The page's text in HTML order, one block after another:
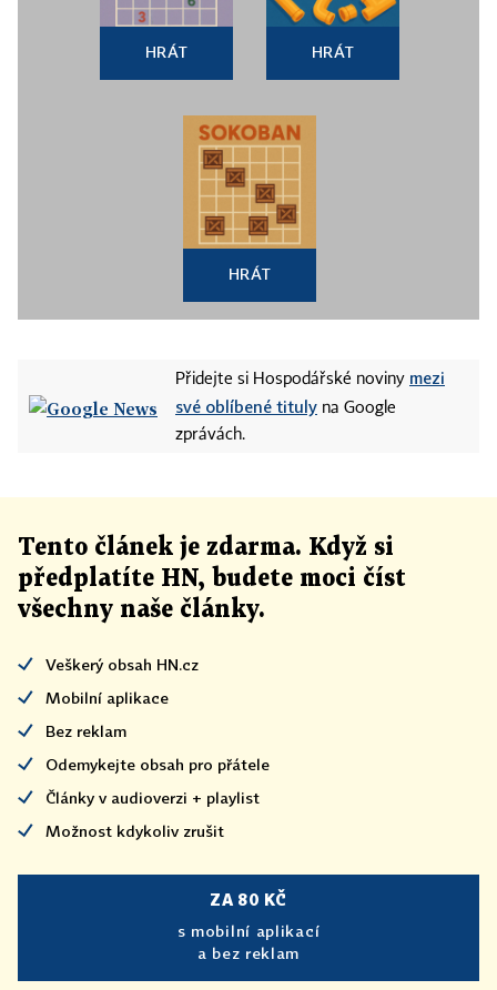
HRÁT HRÁT
HRÁT
Přidejte si Hospodářské noviny mezi
své oblíbené tituly na Google
zprávách.
Tento článek je zdarma. Když si
předplatíte HN, budete moci číst
všechny naše články.
Veškerý obsah HN.cz
Mobilní aplikace
Bez reklam
Odemykejte obsah pro přátele
Články v audioverzi + playlist
Možnost kdykoliv zrušit
ZA 80 KČ
s mobilní aplikací
a bez reklam